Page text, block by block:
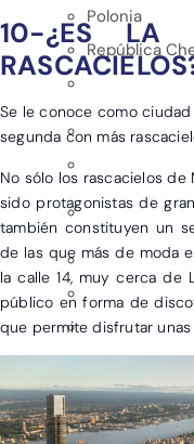
Polonia
República
10-¿ES LA
Se le conoce como
segunda con más
No sólo los rascacielos de
sido protagonistas de
también constituyen un
de las que más de moda
la calle 14, muy cerca de
público en forma de
que permite disfrutar